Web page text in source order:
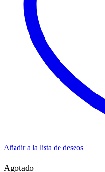
Añadir a la lista de deseos
Agotado